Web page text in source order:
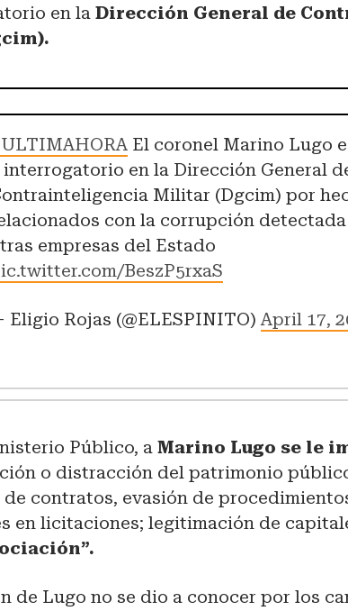
en laDirección General de
El coronel Marino Lugo
interrogatorio en la Dirección General
Militar (Dgcim) por
con la corrupción detectada
empresas del Estado
BeszP5rxaS
Eligio Rojas (@ELESPINITO)April 17,
Público, a Marino Lugo se le
o distracción del patrimonio
contratos, evasión de
en licitaciones; legitimación de
de Lugo no se dio a conocer por los